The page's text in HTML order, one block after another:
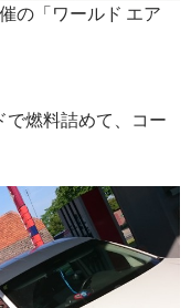
の「ワールド エア
燃料詰めて、コー